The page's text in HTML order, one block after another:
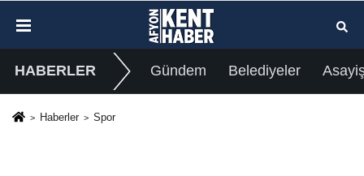
HABERLER Gündem Belediyeler
Haberler Spor